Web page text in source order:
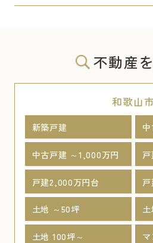
不動産
和歌山市
新築戸建
中古戸建 ～1,000万円
戸建2,000万円台
土地 ～50坪
土地 100坪～